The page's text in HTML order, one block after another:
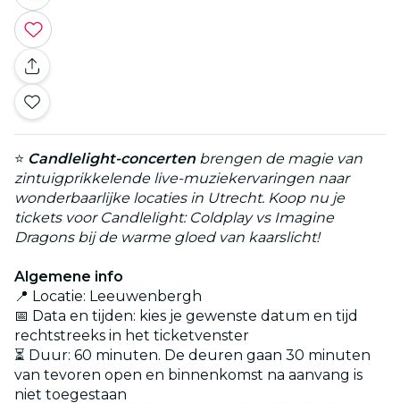
⭐ Candlelight-concerten brengen de magie van
zintuigprikkelende live-muziekervaringen naar
wonderbaarlijke locaties in Utrecht. Koop nu je
tickets voor Candlelight: Coldplay vs Imagine
Dragons bij de warme gloed van kaarslicht!
Algemene info
📍 Locatie: Leeuwenbergh
📅 Data en tijden: kies je gewenste datum en tijd
rechtstreeks in het ticketvenster
⏳ Duur: 60 minuten. De deuren gaan 30 minuten
van tevoren open en binnenkomst na aanvang is
niet toegestaan